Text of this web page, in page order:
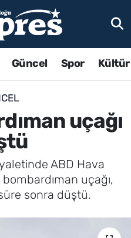
Güncel Spor
uçağı
ABD Hava
uçağı,
sonra düştü.